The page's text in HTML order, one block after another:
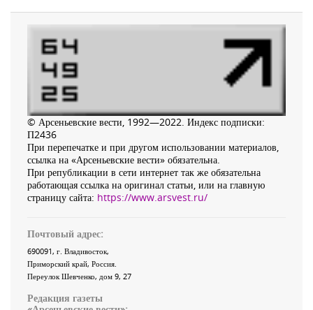
© Арсеньевские вести, 1992—2022. Индекс подписки:
П2436
При перепечатке и при другом использовании материалов,
ссылка на «Арсеньевские вести» обязательна.
При републикации в сети интернет так же обязательна
работающая ссылка на оригинал статьи, или на главную
страницу сайта: https://www.arsvest.ru/
Почтовый адрес:
690091, г. Владивосток,
Приморский край, Россия
Переулок Шевченко, дом 9, 27
Редакция газеты